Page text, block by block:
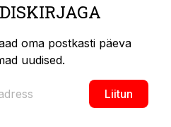
oma postkasti päeva
uudised.
Liitun